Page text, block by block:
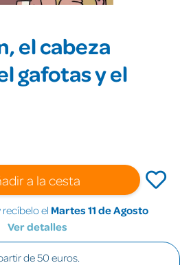
el cabeza
gafotas y el
a la cesta
el Martes 11 de Agosto
Ver detalles
de 50 euros.